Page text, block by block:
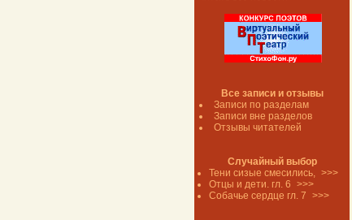
Все записи и отзывы
Записи по разделам
Записи вне разделов
Отзывы читателей
Случайный выбор
Тени сизые смесились, >>>
Отцы и дети. гл. 6 >>>
Собачье сердце гл. 7 >>>